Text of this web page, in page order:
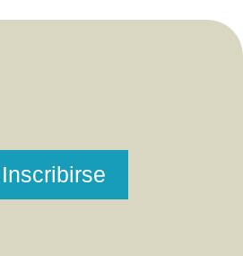
Inscribirse